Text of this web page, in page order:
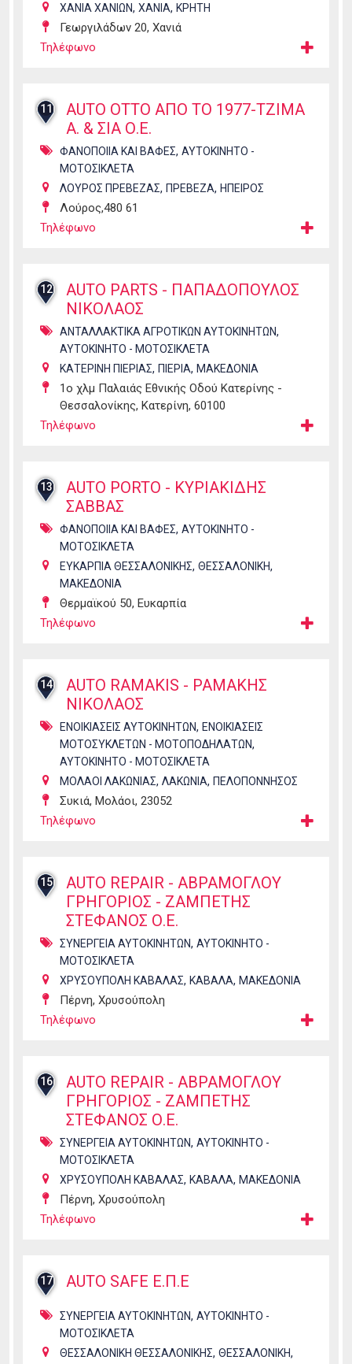
ΧΑΝΙΑ ΧΑΝΙΩΝ, ΧΑΝΙΑ, ΚΡΗΤΗ
Γεωργιλάδων 20, Χανιά
Τηλέφωνο
11
AUTO OTTO ΑΠΟ ΤΟ 1977-ΤΖΙΜΑ
Α. & ΣΙΑ Ο.Ε.
ΦΑΝΟΠΟΙΙΑ ΚΑΙ ΒΑΦΕΣ, ΑΥΤΟΚΙΝΗΤΟ -
ΜΟΤΟΣΙΚΛΕΤΑ
ΛΟΥΡΟΣ ΠΡΕΒΕΖΑΣ, ΠΡΕΒΕΖΑ, ΗΠΕΙΡΟΣ
Λούρος,480 61
Τηλέφωνο
12
AUTO PARTS - ΠΑΠΑΔΟΠΟΥΛΟΣ
ΝΙΚΟΛΑΟΣ
ΑΝΤΑΛΛΑΚΤΙΚΑ ΑΓΡΟΤΙΚΩΝ ΑΥΤΟΚΙΝΗΤΩΝ,
ΑΥΤΟΚΙΝΗΤΟ - ΜΟΤΟΣΙΚΛΕΤΑ
ΚΑΤΕΡΙΝΗ ΠΙΕΡΙΑΣ, ΠΙΕΡΙΑ, ΜΑΚΕΔΟΝΙΑ
1ο χλμ Παλαιάς Εθνικής Οδού Κατερίνης -
Θεσσαλονίκης, Κατερίνη, 60100
Τηλέφωνο
13
AUTO PORTO - ΚΥΡΙΑΚΙΔΗΣ
ΣΑΒΒΑΣ
ΦΑΝΟΠΟΙΙΑ ΚΑΙ ΒΑΦΕΣ, ΑΥΤΟΚΙΝΗΤΟ -
ΜΟΤΟΣΙΚΛΕΤΑ
ΕΥΚΑΡΠΙΑ ΘΕΣΣΑΛΟΝΙΚΗΣ, ΘΕΣΣΑΛΟΝΙΚΗ,
ΜΑΚΕΔΟΝΙΑ
Θερμαϊκού 50, Ευκαρπία
Τηλέφωνο
14
AUTO RAMAKIS - ΡΑΜΑΚΗΣ
ΝΙΚΟΛΑΟΣ
ΕΝΟΙΚΙΑΣΕΙΣ ΑΥΤΟΚΙΝΗΤΩΝ, ΕΝΟΙΚΙΑΣΕΙΣ
ΜΟΤΟΣΥΚΛΕΤΩΝ - ΜΟΤΟΠΟΔΗΛΑΤΩΝ,
ΑΥΤΟΚΙΝΗΤΟ - ΜΟΤΟΣΙΚΛΕΤΑ
ΜΟΛΑΟΙ ΛΑΚΩΝΙΑΣ, ΛΑΚΩΝΙΑ, ΠΕΛΟΠΟΝΝΗΣΟΣ
Συκιά, Μολάοι, 23052
Τηλέφωνο
15
AUTO REPAIR - ΑΒΡΑΜΟΓΛΟΥ
ΓΡΗΓΟΡΙΟΣ - ΖΑΜΠΕΤΗΣ
ΣΤΕΦΑΝΟΣ Ο.Ε.
ΣΥΝΕΡΓΕΙΑ ΑΥΤΟΚΙΝΗΤΩΝ, ΑΥΤΟΚΙΝΗΤΟ -
ΜΟΤΟΣΙΚΛΕΤΑ
ΧΡΥΣΟΥΠΟΛΗ ΚΑΒΑΛΑΣ, ΚΑΒΑΛΑ, ΜΑΚΕΔΟΝΙΑ
Πέρνη, Χρυσούπολη
Τηλέφωνο
16
AUTO REPAIR - ΑΒΡΑΜΟΓΛΟΥ
ΓΡΗΓΟΡΙΟΣ - ΖΑΜΠΕΤΗΣ
ΣΤΕΦΑΝΟΣ Ο.Ε.
ΣΥΝΕΡΓΕΙΑ ΑΥΤΟΚΙΝΗΤΩΝ, ΑΥΤΟΚΙΝΗΤΟ -
ΜΟΤΟΣΙΚΛΕΤΑ
ΧΡΥΣΟΥΠΟΛΗ ΚΑΒΑΛΑΣ, ΚΑΒΑΛΑ, ΜΑΚΕΔΟΝΙΑ
Πέρνη, Χρυσούπολη
Τηλέφωνο
17 AUTO SAFE Ε.Π.Ε
ΣΥΝΕΡΓΕΙΑ ΑΥΤΟΚΙΝΗΤΩΝ, ΑΥΤΟΚΙΝΗΤΟ -
ΜΟΤΟΣΙΚΛΕΤΑ
ΘΕΣΣΑΛΟΝΙΚΗ ΘΕΣΣΑΛΟΝΙΚΗΣ, ΘΕΣΣΑΛΟΝΙΚΗ,